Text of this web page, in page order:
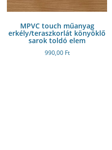
MPVC touch műanyag
erkély/teraszkorlát könyöklő
sarok toldó elem
990,00 Ft